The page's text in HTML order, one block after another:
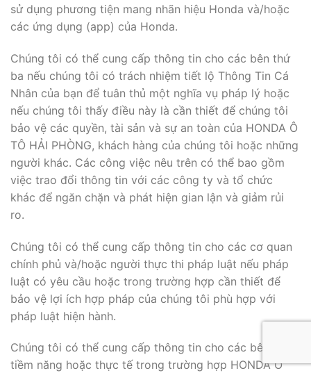
sử dụng phương tiện mang nhãn hiệu Honda và/hoặc
các ứng dụng (app) của Honda.
Chúng tôi có thể cung cấp thông tin cho các bên thứ
ba nếu chúng tôi có trách nhiệm tiết lộ Thông Tin Cá
Nhân của bạn để tuân thủ một nghĩa vụ pháp lý hoặc
nếu chúng tôi thấy điều này là cần thiết để chúng tôi
bảo vệ các quyền, tài sản và sự an toàn của HONDA Ô
TÔ HẢI PHÒNG, khách hàng của chúng tôi hoặc những
người khác. Các công việc nêu trên có thể bao gồm
việc trao đổi thông tin với các công ty và tổ chức
khác để ngăn chặn và phát hiện gian lận và giảm rủi
ro.
Chúng tôi có thể cung cấp thông tin cho các cơ quan
chính phủ và/hoặc người thực thi pháp luật nếu pháp
luật có yêu cầu hoặc trong trường hợp cần thiết để
bảo vệ lợi ích hợp pháp của chúng tôi phù hợp với
pháp luật hiện hành.
Chúng tôi có thể cung cấp thông tin cho các bên mua
tiềm năng hoặc thực tế trong trường hợp HONDA Ô